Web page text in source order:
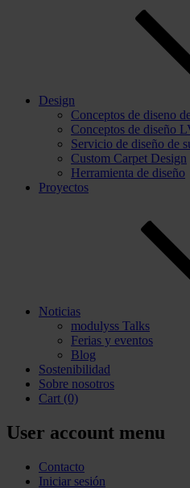
Design
Conceptos de diseno
Conceptos de diseño
Servicio de diseño de
Custom Carpet Design
Herramienta de diseño
Proyectos
Noticias
modulyss Talks
Ferias y eventos
Blog
Sostenibilidad
Sobre nosotros
Cart (0)
User account menu
Contacto
Iniciar sesión